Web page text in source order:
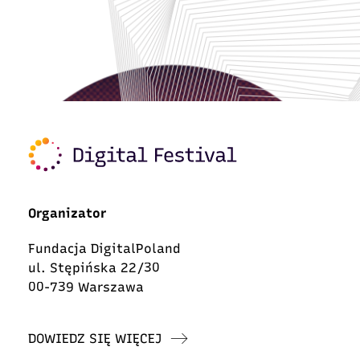
Organizator
Fundacja DigitalPoland
ul. Stępińska 22/30
00-739 Warszawa
DOWIEDZ SIĘ WIĘCEJ